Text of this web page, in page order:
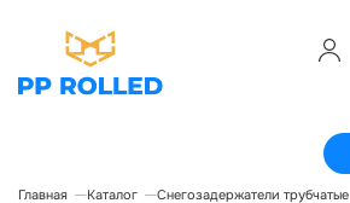
Главная Каталог Снегозадержатели трубчатые